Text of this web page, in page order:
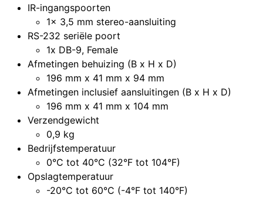
IR-ingangspoorten
1x 3,5 mm stereo-aansluiting
RS-232 seriële poort
1x DB-9, Female
Afmetingen behuizing (B x H x D)
196 mm x 41 mm x 94 mm
Afmetingen inclusief aansluitingen (B x H x D)
196 mm x 41 mm x 104 mm
Verzendgewicht
0,9 kg
Bedrijfstemperatuur
0°C tot 40°C (32°F tot 104°F)
Opslagtemperatuur
-20°C tot 60°C (-4°F tot 140°F)